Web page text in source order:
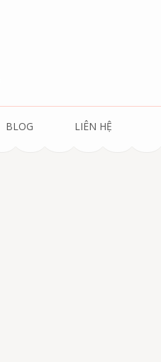
BLOG LIÊN HỆ